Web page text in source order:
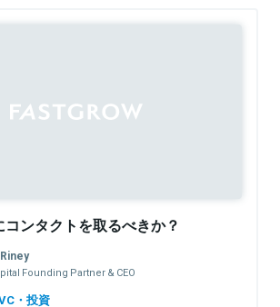
ンタクトを取るべきか？
Founding Partner & CEO
・投資